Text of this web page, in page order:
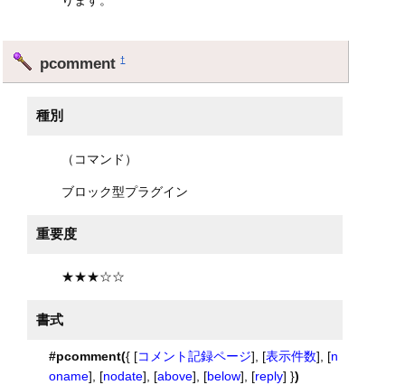
pcomment†
種別
（コマンド）
ブロック型プラグイン
重要度
★★★☆☆
書式
#pcomment({ [コメント記録ページ], [表示件数], [n
oname], [nodate], [above], [below], [reply] })